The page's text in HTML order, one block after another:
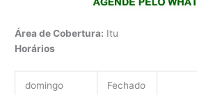
Área de Cobertura: Itu
Horários
domingo Fechado